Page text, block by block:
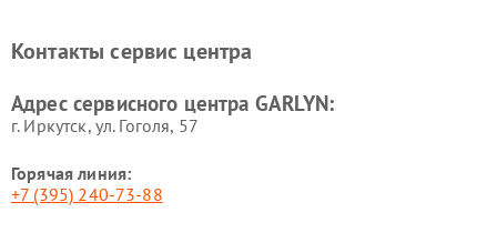
стеклоочистителей GARLYN
GARLYN
GARLYN
Контакты сервис центра
Адрес сервисного центра GARLYN:
г. Иркутск, ул. ​Гоголя, 57
Горячая линия:
+7 (395) 240-73-88